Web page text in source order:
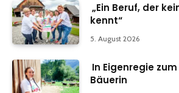
„Ein Beruf, der
kennt“
5. August 2026
In Eigenregie
Bäuerin